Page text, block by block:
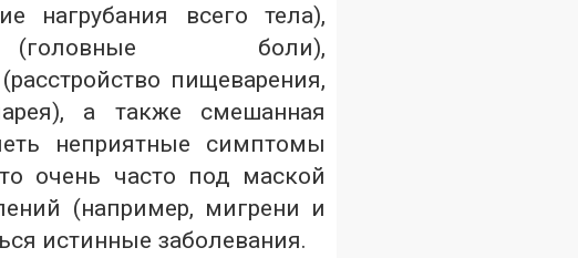
нагрубания всего тела),
(головные боли),
пищеварения,
а также смешанная
неприятные симптомы
очень часто под маской
(например, мигрени и
истинные заболевания.